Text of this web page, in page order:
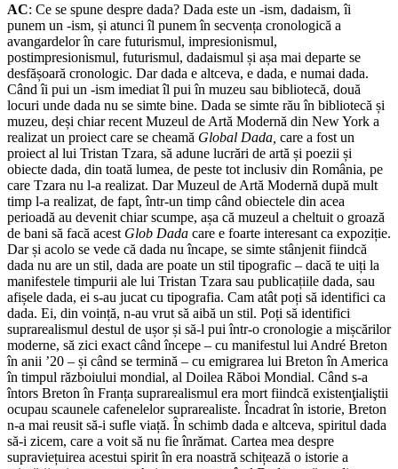
AC: Ce se spune despre dada? Dada este un -ism, dadaism, îi
punem un -ism, și atunci îl punem în secvența cronologică a
avangardelor în care futurismul, impresionismul,
postimpresionismul, futurismul, dadaismul și așa mai departe se
desfășoară cronologic. Dar dada e altceva, e dada, e numai dada.
Când îi pui un -ism imediat îl pui în muzeu sau bibliotecă, două
locuri unde dada nu se simte bine. Dada se simte rău în bibliotecă și
muzeu, deși chiar recent Muzeul de Artă Modernă din New York a
realizat un proiect care se cheamă Global Dada, care a fost un
proiect al lui Tristan Tzara, să adune lucrări de artă și poezii și
obiecte dada, din toată lumea, de peste tot inclusiv din România, pe
care Tzara nu l-a realizat. Dar Muzeul de Artă Modernă după mult
timp l-a realizat, de fapt, într-un timp când obiectele din acea
perioadă au devenit chiar scumpe, așa că muzeul a cheltuit o groază
de bani să facă acest Glob Dada care e foarte interesant ca expoziție.
Dar și acolo se vede că dada nu încape, se simte stânjenit fiindcă
dada nu are un stil, dada are poate un stil tipografic – dacă te uiți la
manifestele timpurii ale lui Tristan Tzara sau publicațiile dada, sau
afișele dada, ei s-au jucat cu tipografia. Cam atât poți să identifici ca
dada. Ei, din voință, n-au vrut să aibă un stil. Poți să identifici
suprarealismul destul de ușor și să-l pui într-o cronologie a mișcărilor
moderne, să zici exact când începe – cu manifestul lui André Breton
în anii ’20 – și când se termină – cu emigrarea lui Breton în America
în timpul războiului mondial, al Doilea Răboi Mondial. Când s-a
întors Breton în Franța suprarealismul era mort fiindcă existenţialiştii
ocupau scaunele cafenelelor suprarealiste. Încadrat în istorie, Breton
n-a mai reusit să-i sufle viață. În schimb dada e altceva, spiritul dada
să-i zicem, care a voit să nu fie înrămat. Cartea mea despre
supraviețuirea acestui spirit în era noastră schițează o istorie a